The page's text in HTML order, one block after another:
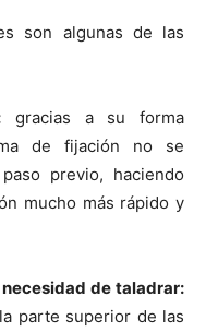
son algunas de las
gracias a su forma
de fijación no se
previo, haciendo
mucho más rápido y
necesidad de taladrar:
parte superior de las